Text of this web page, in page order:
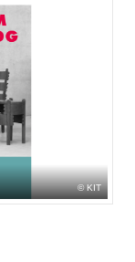
KIT